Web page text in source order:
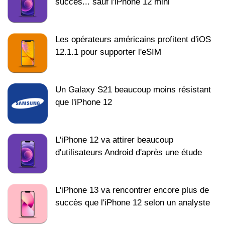
Les opérateurs américains profitent d'iOS
12.1.1 pour supporter l'eSIM
Un Galaxy S21 beaucoup moins résistant
que l'iPhone 12
L'iPhone 12 va attirer beaucoup
d'utilisateurs Android d'après une étude
L'iPhone 13 va rencontrer encore plus de
succès que l'iPhone 12 selon un analyste